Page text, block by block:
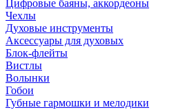
Цифровые баяны, аккордеоны
Чехлы
Духовые инструменты
Аксессуары для духовых
Блок-флейты
Вистлы
Волынки
Гобои
Губные гармошки и мелодики